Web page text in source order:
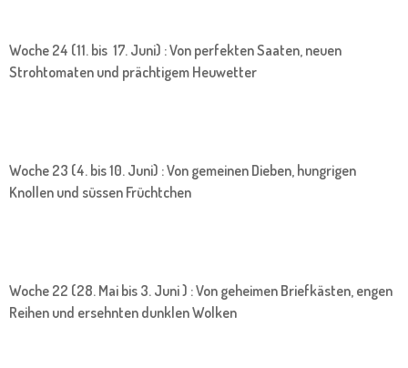
Woche 24 (11. bis 17. Juni) : Von perfekten Saaten, neuen
Strohtomaten und prächtigem Heuwetter
Woche 23 (4. bis 10. Juni) : Von gemeinen Dieben, hungrigen
Knollen und süssen Früchtchen
Woche 22 (28. Mai bis 3. Juni ) : Von geheimen Briefkästen, engen
Reihen und ersehnten dunklen Wolken